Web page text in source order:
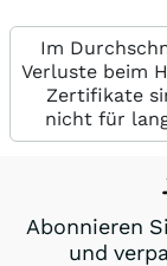
Im
Verluste beim
Zertifikate
nicht für
Abonnieren
und